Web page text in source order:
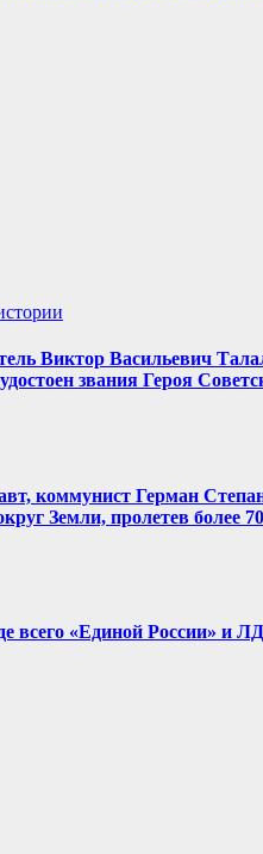
Виктор Васильевич
звания Героя
коммунист Герман
Земли, пролетев более
всего «Единой России»